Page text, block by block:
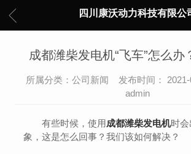
四川康沃动力科技有限公
成都潍柴发电机“飞车”怎么办
所属分类：公司新闻 发布时间：
admin
有些时候，使用成都潍柴发电机时会
象，这是怎么回事？我们该如何解决？